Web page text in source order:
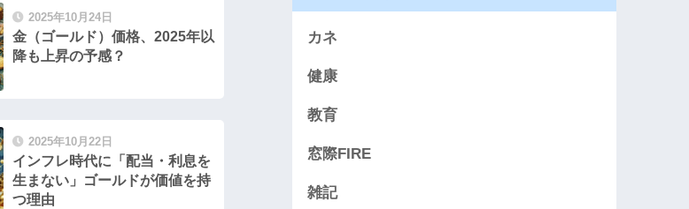
2025年10月24日
金（ゴールド）価格、2025年以
降も上昇の予感？
2025年10月22日
インフレ時代に「配当・利息を
生まない」ゴールドが価値を持
つ理由
カネ
健康
教育
窓際FIRE
雑記